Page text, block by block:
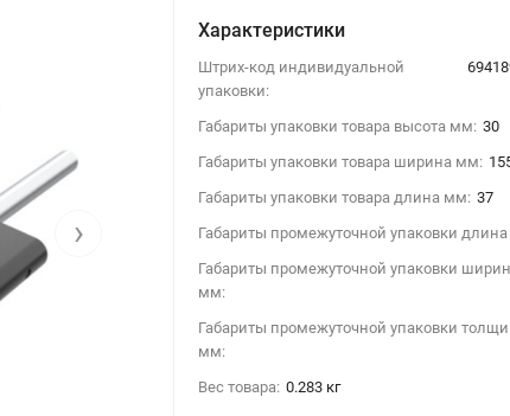
›
Характеристики
Штрих-код индивидуальной
упаковки:
Габариты упаковки товара высота мм: 30
Габариты упаковки товара ширина мм:
Габариты упаковки товара длина мм: 37
Габариты промежуточной упаковки
Габариты промежуточной упаковки
мм:
Габариты промежуточной упаковки
мм:
Вес товара: 0.283 кг